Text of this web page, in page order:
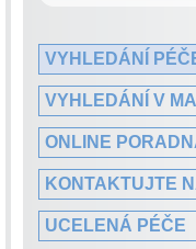
VYHLEDÁNÍ
VYHLEDÁNÍ V
ONLINE
KONTAKTUJTE
UCELENÁ PÉČE